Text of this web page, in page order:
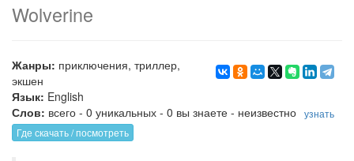
Wolverine
Жанры: приключения, триллер,
экшен
Язык: English
Слов: всего - 0 уникальных - 0 вы знаете - неизвестно узнать
Где скачать / посмотреть